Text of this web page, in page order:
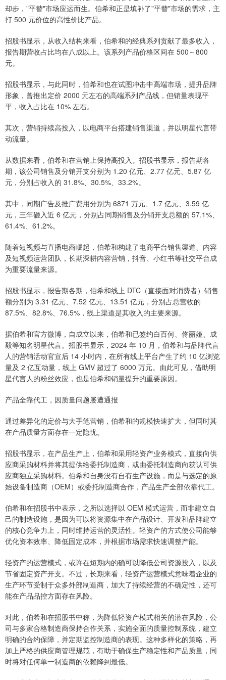
却步，"平替"市场应运而生。伯希和正是填补了"平替"市场的需求，主
打 500 元价位的高性价比产品。
招股书显示，从收入结构来看，伯希和的经典系列贡献了最多收入，
报告期营收占比均在八成以上。该系列产品价格区间在 500～800
元。
招股书显示，与此同时，伯希和也在试图冲击中高端市场，提升品牌
形象，曾推出定价 2000 元左右的高端系列产品线，但销量表现平
平，收入占比在 10% 左右。
其次，营销持续高投入，以电商平台搭建销售渠道，并以明星代言带
动流量。
从数据来看，伯希和在营销上保持高投入。招股书显示，报告期各
期，该公司销售及分销开支分别为 1.20 亿元、2.77 亿元、5.87 亿
元，分别占收入的 31.8%、30.5%、33.2%。
其中，同期广告及推广费用分别为 6871 万元、1.7 亿元、3.59 亿
元，三年砸入近 6 亿元，分别占同期销售及分销开支总额的 57.1%、
61.4%、61.2%。
随着短视频与直播电商崛起，伯希和构建了电商平台销售渠道、内容
及短视频运营团队，长期深耕内容营销，抖音、小红书等社交平台成
为重要流量来源。
招股书显示，报告期各期，伯希和线上 DTC（直接面对消费者）销售
额分别为 3.31 亿元、7.52 亿元、13.51 亿元，分别占总营收的
87.5%、82.8%、76.5%，线上渠道是其收入的主要来源。
据伯希和官方微博，自成立以来，伯希和已签约白百何、佟丽娅、成
毅等知名明星代言。招股书显示，2024 年 10 月，伯希和与品牌代言
人的营销活动官宣后 14 小时内，在所有线上平台产生了约 10 亿浏览
量及 2 亿互动量，线上 GMV 超过了 6000 万元。由此可见，借助明
星代言人的粉丝效应，也是伯希和销量提升的重要原因。
产品全靠代工，因质量问题屡遭通报
通过差异化的定价与大手笔营销，伯希和的规模快速扩大，但同时其
在产品质量方面存在一定隐忧。
招股书显示，在产品生产上，伯希和采用轻资产业务模式，直接向供
应商采购材料并将其提供给委托制造商，或由委托制造商向获认可供
应商独立采购材料。伯希和自身没有自有生产设施，而是与选定的原
始设备制造商（OEM）或委托制造商合作，产品生产全部依靠代工。
伯希和在招股书中表示，之所以选择以 OEM 模式运营，而非建立自
己的制造设施，是因为可以将资源集中在产品设计、开发和品牌建立
的核心竞争力上，同时维持运营的灵活性。轻资产的方式使公司能够
优化资本效率、降低固定成本，并根据市场需求快速调整产能。
轻资产的运营模式，或许在短期内的确可以降低公司资源投入，以及
节省固定资产开支。不过，长期来看，轻资产运营模式意味着企业的
生产环节受制于众多外部制造商，加大了持续经营的不确定性，还可
能在产品品控方面存在风险。
对此，伯希和在招股书中称，为降低轻资产模式相关的潜在风险，公
司与多家合格制造商保持合作关系，实施全面的质量控制系统，建立
明确的合约保障，并定期监控制造商的表现。这种多样化的策略，再
加上严格的供应商管理规范，有助于确保生产稳定性和产品质量，同
时将对任何单一制造商的依赖降到最低。